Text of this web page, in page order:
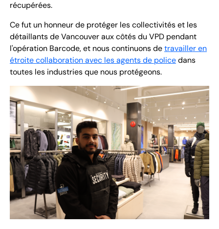
récupérées.
Ce fut un honneur de protéger les collectivités et les
détaillants de Vancouver aux côtés du VPD pendant
l'opération Barcode, et nous continuons detravailler en
étroite collaboration avec les agents de policedans
toutes les industries que nous protégeons.